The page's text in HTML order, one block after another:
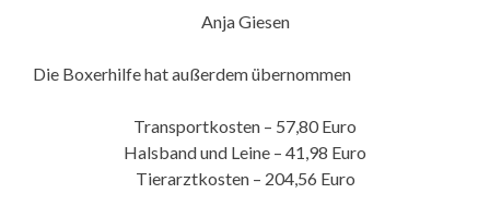
Anja Giesen
Die Boxerhilfe hat außerdem übernommen
Transportkosten – 57,80 Euro
Halsband und Leine – 41,98 Euro
Tierarztkosten – 204,56 Euro